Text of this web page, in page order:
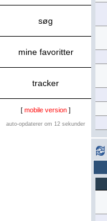
søg
mine favoritter
tracker
[ mobile version ]
auto-opdaterer om 12 sekunder